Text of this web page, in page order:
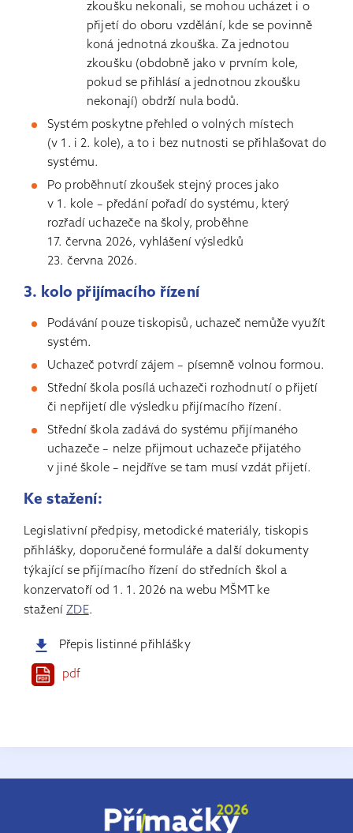
zkoušku nekonali, se mohou ucházet i o
přijetí do oboru vzdělání, kde se povinně
koná jednotná zkouška. Za jednotou
zkoušku (obdobně jako v prvním kole,
pokud se přihlásí a jednotnou zkoušku
nekonají) obdrží nula bodů.
Systém poskytne přehled o volných místech
(v 1. i 2. kole), a to i bez nutnosti se přihlašovat do
systému.
Po proběhnutí zkoušek stejný proces jako
v 1. kole – předání pořadí do systému, který
rozřadí uchazeče na školy, proběhne
17. června 2026, vyhlášení výsledků
23. června 2026.
3. kolo přijímacího řízení
Podávání pouze tiskopisů, uchazeč nemůže využít
systém.
Uchazeč potvrdí zájem – písemně volnou formou.
Střední škola posílá uchazeči rozhodnutí o přijetí
či nepřijetí dle výsledku přijímacího řízení.
Střední škola zadává do systému přijímaného
uchazeče – nelze přijmout uchazeče přijatého
v jiné škole – nejdříve se tam musí vzdát přijetí.
Ke stažení:
Legislativní předpisy, metodické materiály, tiskopis
přihlášky, doporučené formuláře a další dokumenty
týkající se přijímacího řízení do středních škol a
konzervatoří od 1. 1. 2026 na webu MŠMT ke
staženíZDE.
Přepis listinné přihlášky
pdf